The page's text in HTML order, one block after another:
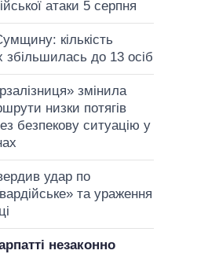
атаки 5 серпня
кількість
збільшилась до 13 осіб
змінила
низки потягів
безпекову ситуацію у
удар по
та ураження
незаконно